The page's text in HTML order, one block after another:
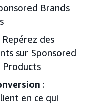
Brands
Repérez des
sur Sponsored
Products
:
en ce qui